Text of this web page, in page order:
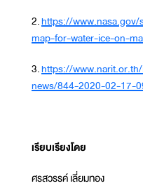
2.https://
map-for-water-ice-on-
3.https://
news/844-2020-02-17-
เรียบเรียงโดย
ศรสวรรค์ เลี่ยมทอง